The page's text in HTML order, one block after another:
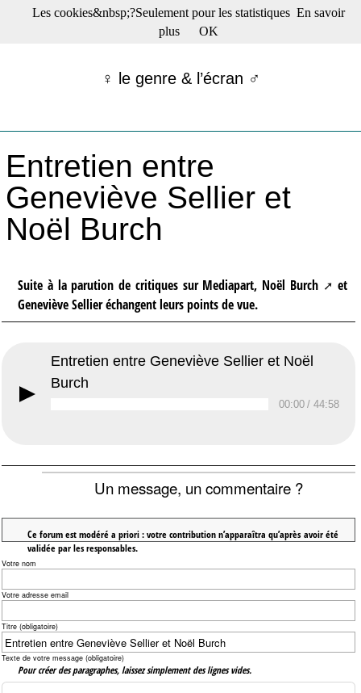
☰ Menu
Films récents
Tribunes
Bloc-notes
Archives
Actu : "La Nouvelle Vague"
S’abonner à la Lettre !
♀ le genre & l’écran ♂
Entretien entre
Geneviève Sellier et
Noël Burch
Suite à la parution de critiques sur Mediapart, Noël Burch
et
Geneviève Sellier échangent leurs points de vue.
Entretien entre Geneviève Sellier et Noël
Burch
00:00 / 44:58
Un message, un commentaire ?
Ce forum est modéré a priori : votre contribution n’apparaîtra qu’après avoir été
validée par les responsables.
Votre nom
Votre adresse email
Titre (obligatoire)
Texte de votre message (obligatoire)
Pour créer des paragraphes, laissez simplement des lignes vides.
Les cookies&nbsp;?Seulement pour les statistiques En savoir
plus
OK